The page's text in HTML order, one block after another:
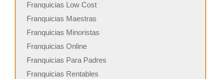
Franquicias Low Cost
Franquicias Maestras
Franquicias Minoristas
Franquicias Online
Franquicias Para Padres
Franquicias Rentables